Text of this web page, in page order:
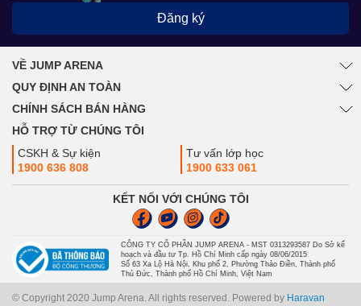
Đăng ký
VỀ JUMP ARENA
QUY ĐỊNH AN TOÀN
CHÍNH SÁCH BÁN HÀNG
HỖ TRỢ TỪ CHÚNG TÔI
CSKH & Sự kiện
1900 636 808
Tư vấn lớp học
1900 633 061
KẾT NỐI VỚI CHÚNG TÔI
CÔNG TY CỔ PHẦN JUMP ARENA - MST 0313293587 Do Sở kế
hoạch và đầu tư Tp. Hồ Chí Minh cấp ngày 08/06/2015
Số 63 Xa Lộ Hà Nội, Khu phố 2, Phường Thảo Điền, Thành phố
Thủ Đức, Thành phố Hồ Chí Minh, Việt Nam
© Copyright 2020 Jump Arena. All rights reserved. Powered by Haravan